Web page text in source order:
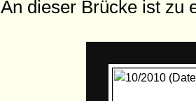
An dieser Brücke ist zu